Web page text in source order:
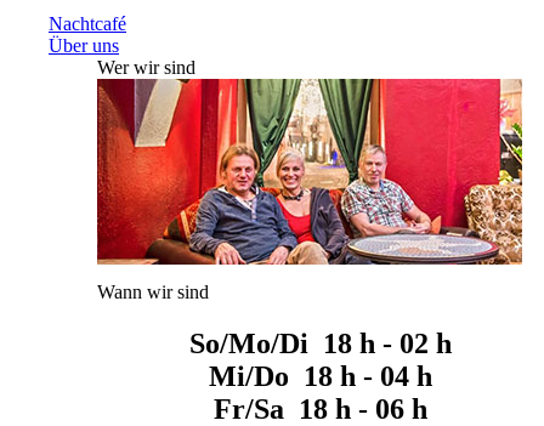
Nachtcafé
Über uns
Wer wir sind
Wann wir sind
So/Mo/Di 18 h - 02 h
Mi/Do 18 h - 04 h
Fr/Sa 18 h - 06 h